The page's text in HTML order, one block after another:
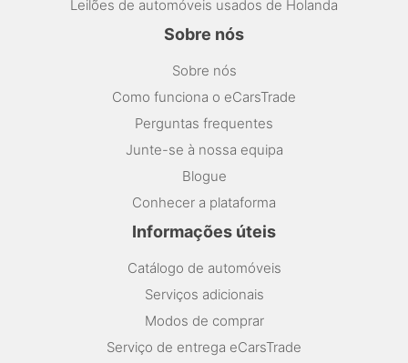
Leilões de automóveis usados de Holanda
Sobre nós
Sobre nós
Como funciona o eCarsTrade
Perguntas frequentes
Junte-se à nossa equipa
Blogue
Conhecer a plataforma
Informações úteis
Catálogo de automóveis
Serviços adicionais
Modos de comprar
Serviço de entrega eCarsTrade